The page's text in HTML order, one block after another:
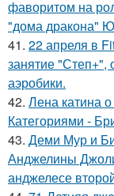
фаворитом на
"дома дракона"
41. 22 апреля в
занятие "Степ+",
аэробики.
42. Лена катина
Категориями -
43. Деми Мур и
Анджелины
анджелесе